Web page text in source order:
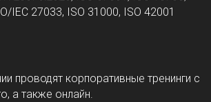
IEC 27033, ISO 31000, ISO 42001
проводят корпоративные тренинги с
а также онлайн.